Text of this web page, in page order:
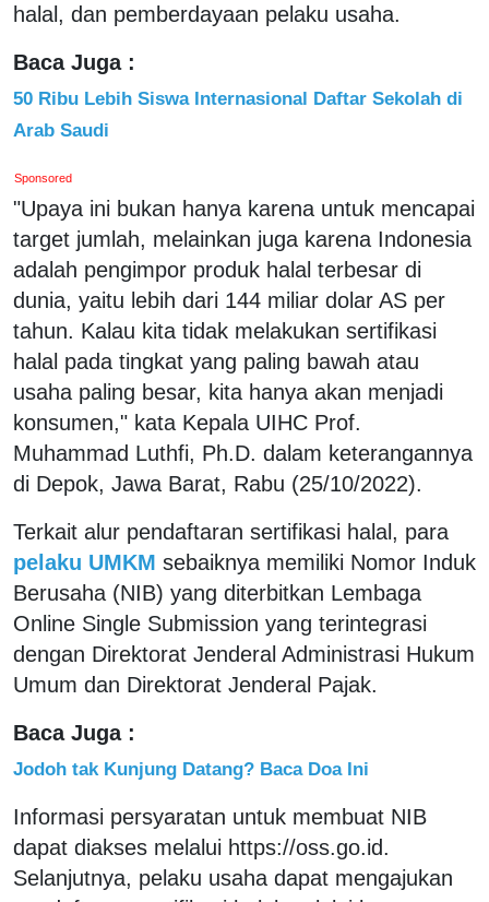
halal, dan pemberdayaan pelaku usaha.
Baca Juga :
50 Ribu Lebih Siswa Internasional Daftar Sekolah di
Arab Saudi
Sponsored
"Upaya ini bukan hanya karena untuk mencapai
target jumlah, melainkan juga karena Indonesia
adalah pengimpor produk halal terbesar di
dunia, yaitu lebih dari 144 miliar dolar AS per
tahun. Kalau kita tidak melakukan sertifikasi
halal pada tingkat yang paling bawah atau
usaha paling besar, kita hanya akan menjadi
konsumen," kata Kepala UIHC Prof.
Muhammad Luthfi, Ph.D. dalam keterangannya
di Depok, Jawa Barat, Rabu (25/10/2022).
Terkait alur pendaftaran sertifikasi halal, para
pelaku UMKM sebaiknya memiliki Nomor Induk
Berusaha (NIB) yang diterbitkan Lembaga
Online Single Submission yang terintegrasi
dengan Direktorat Jenderal Administrasi Hukum
Umum dan Direktorat Jenderal Pajak.
Baca Juga :
Jodoh tak Kunjung Datang? Baca Doa Ini
Informasi persyaratan untuk membuat NIB
dapat diakses melalui https://oss.go.id.
Selanjutnya, pelaku usaha dapat mengajukan